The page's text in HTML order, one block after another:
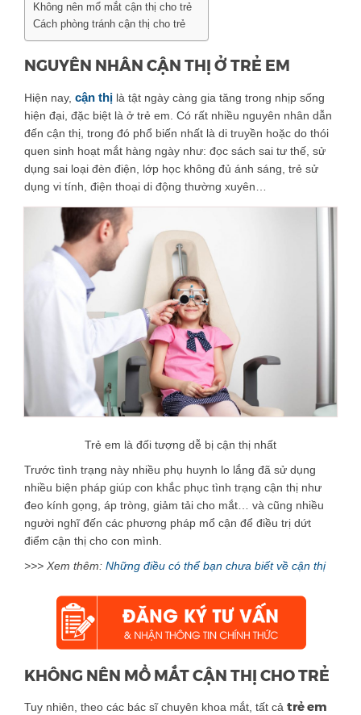
Không nên mổ mắt cận thị cho trẻ
Cách phòng tránh cận thị cho trẻ
NGUYÊN NHÂN CẬN THỊ Ở TRẺ EM
Hiện nay, cận thị là tật ngày càng gia tăng trong nhịp sống
hiện đại, đặc biệt là ở trẻ em. Có rất nhiều nguyên nhân dẫn
đến cận thị, trong đó phổ biến nhất là di truyền hoặc do thói
quen sinh hoạt mắt hàng ngày như: đọc sách sai tư thế, sử
dụng sai loại đèn điện, lớp học không đủ ánh sáng, trẻ sử
dụng vi tính, điện thoại di động thường xuyên…
Trẻ em là đối tượng dễ bị cận thị nhất
Trước tình trạng này nhiều phụ huynh lo lắng đã sử dụng
nhiều biện pháp giúp con khắc phục tình trạng cận thị như
đeo kính gọng, áp tròng, giảm tải cho mắt… và cũng nhiều
người nghĩ đến các phương pháp mổ cận để điều trị dứt
điểm cận thị cho con mình.
>>> Xem thêm: Những điều có thể bạn chưa biết về cận thị
KHÔNG NÊN MỔ MẮT CẬN THỊ CHO TRẺ
Tuy nhiên, theo các bác sĩ chuyên khoa mắt, tất cả trẻ em